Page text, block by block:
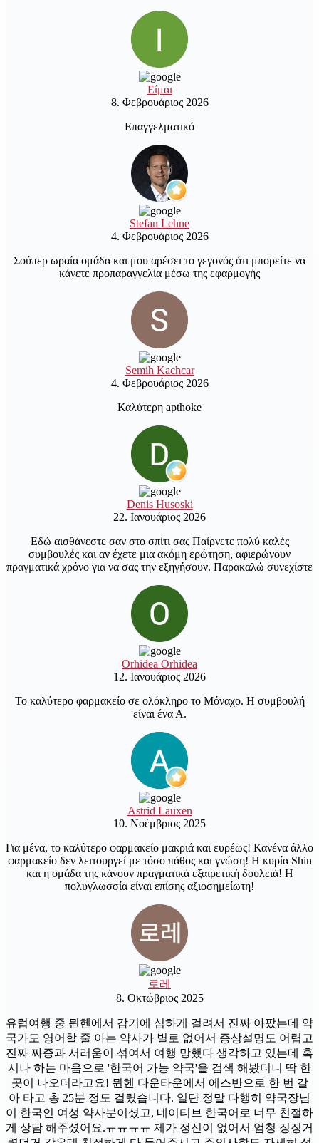
Είμαι
8. Φεβρουάριος 2026
Επαγγελματικό
Stefan Lehne
4. Φεβρουάριος 2026
Σούπερ ωραία ομάδα και μου αρέσει το γεγονός ότι μπορείτε να
κάνετε προπαραγγελία μέσω της εφαρμογής
Semih Kachcar
4. Φεβρουάριος 2026
Καλύτερη apthoke
Denis Husoski
22. Ιανουάριος 2026
Εδώ αισθάνεστε σαν στο σπίτι σας Παίρνετε πολύ καλές
συμβουλές και αν έχετε μια ακόμη ερώτηση, αφιερώνουν
πραγματικά χρόνο για να σας την εξηγήσουν. Παρακαλώ συνεχίστε
Orhidea Orhidea
12. Ιανουάριος 2026
Το καλύτερο φαρμακείο σε ολόκληρο το Μόναχο. Η συμβουλή
είναι ένα Α.
Astrid Lauxen
10. Νοέμβριος 2025
Για μένα, το καλύτερο φαρμακείο μακριά και ευρέως! Κανένα άλλο
φαρμακείο δεν λειτουργεί με τόσο πάθος και γνώση! Η κυρία Shin
και η ομάδα της κάνουν πραγματικά εξαιρετική δουλειά! Η
πολυγλωσσία είναι επίσης αξιοσημείωτη!
로레
8. Οκτώβριος 2025
유럽여행 중 뮌헨에서 감기에 심하게 걸려서 진짜 아팠는데 약
국가도 영어할 줄 아는 약사가 별로 없어서 증상설명도 어렵고
진짜 짜증과 서러움이 섞여서 여행 망했다 생각하고 있는데 혹
시나 하는 마음으로 '한국어 가능 약국'을 검색 해봤더니 딱 한
곳이 나오더라고요! 뮌헨 다운타운에서 에스반으로 한 번 갈
아 타고 총 25분 정도 걸렸습니다. 일단 정말 다행히 약국장님
이 한국인 여성 약사분이셨고, 네이티브 한국어로 너무 친절하
게 상담 해주셨어요.ㅠㅠㅠㅠ 제가 정신이 없어서 엄청 징징거